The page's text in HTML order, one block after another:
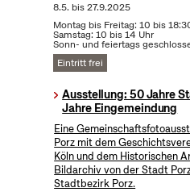
8.5. bis27.9.2025
Montag bis Freitag: 10 bis
Samstag: 10 bis 14 Uhr
Sonn- und feiertags
Eintritt frei
Ausstellung: 50 Jahre
Jahre Eingemeindung
Eine
Porz mit dem
Köln und dem Historischen
Bildarchiv von der Stadt
Stadtbezirk Porz.